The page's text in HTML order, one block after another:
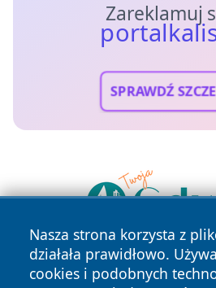
Zareklamuj
SPRAWDŹ
Nasza strona korzysta z
działała prawidłowo.
cookies i podobnych